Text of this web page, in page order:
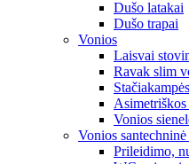
Dušo latakai
Dušo trapai
Vonios
Laisvai
Ravak slim
Vonios
Vonios santechninė
Prileidimo,